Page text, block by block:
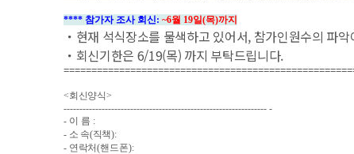
**** 참가자 조사 회신: ~6월 19일(목)까지
・현재 석식장소를 물색하고 있어서, 참가인원수의 파
・회신기한은 6/19(목) 까지 부탁드립니다.
<회신양식>
---------------------------------------------------------------- -
- 이 름 :
- 소 속(직책):
- 연락처(핸드폰):